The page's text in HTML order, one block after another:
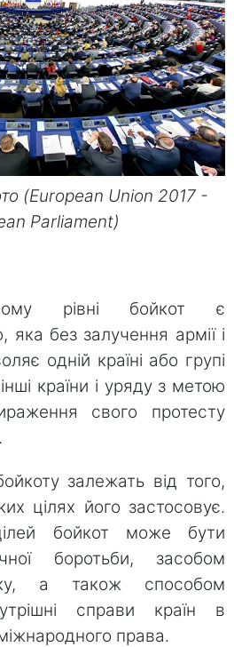
(European Union 2017 -
Parliament)
рівні бойкот є
без залучення армії і
одній країні або групі
країни і уряду з метою
свого протесту
залежать від того,
цілях його застосовує.
бойкот може бути
боротьби, засобом
а також способом
справи країн в
права.